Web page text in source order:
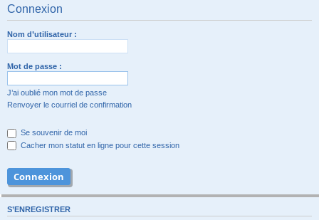
Connexion
Nom d’utilisateur :
Mot de passe :
J’ai oublié mon mot de passe
Renvoyer le courriel de confirmation
Se souvenir de moi
Cacher mon statut en ligne pour cette session
S’ENREGISTRER